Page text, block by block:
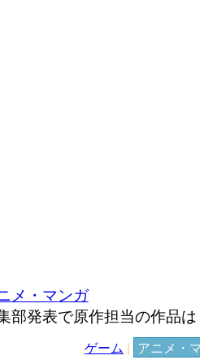
メ・マンガ
発表で原作担当の作品
ゲーム アニメ・